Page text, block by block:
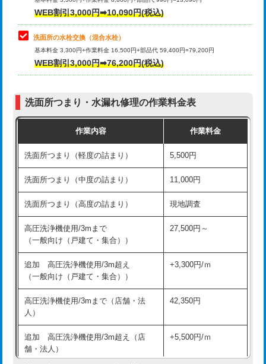
マス交換（土の掘削・埋め戻し作業）
マス交換（深さ50㎝未満）
マス交換（深さ50㎝以上）
モルタル補修（厚さ10㎝まで） 27,500円
モルタル補修（厚さ10㎝超え） 38,500円
洗面台設置 38,500円
バスタブ設置 現場見積
追加人工 16,500円
廃棄・処分 現場見積
※給水管工事は20mmまでの価格です。
交換・取付(単水栓（壁付・デッキ
式）)
交換・取付(混合水栓（壁付・デッキ
式・ワンホール）)
16,500円+材料費
（P/S/ポップアップ））
交換・取付（その他部品） 11,000円+材料費
持込商品取付（単水栓） 13,200円
持込商品取付（混合水栓） 16,500円
持込商品取付（浄水器・分岐水栓） 16,500円
給水管工事※（ホール加工) 16,500円
給水管工事※（バンド止め)
給水管工事※（支持金具設置) 5,500円
給水管工事※（保温材使用（バンド止
め込み）)
5,500円
給水管工事※（土の掘削・埋め戻し作
業)
11,000円
WEB割引3,000円➡10,090円(税込)
洗面所の水栓交換（混合水栓）
基本料金 3,300円+作業料金 16,500円+部品代 59,400円=79,200円
WEB割引3,000円➡76,200円(税込)
洗面所つまり・水漏れ修理の作業料金表
作業内容 作業料金
洗面所つまり（軽度の詰まり） 5,500円
洗面所つまり（中度の詰まり） 11,000円
洗面所つまり（高度の詰まり） 現地調査
高圧洗浄機使用/3mまで
（一般向け（戸建て・集合））
27,500円～
追加 高圧洗浄機使用/3m超え
（一般向け（戸建て・集合））
+3,300円/ｍ
高圧洗浄機使用/3mまで（店舗・法
人）
42,350円
追加 高圧洗浄機使用/3m超え（店
舗・法人）
+5,500円/ｍ